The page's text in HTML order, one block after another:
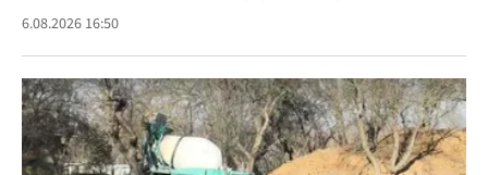
6.08.2026 16:50